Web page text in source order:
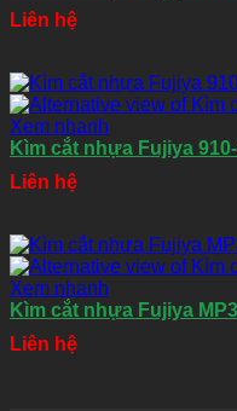
Liên hệ
Xem nhanh
Kìm cắt nhựa Fujiya
Liên hệ
Xem nhanh
Kìm cắt nhựa Fujiya
Liên hệ